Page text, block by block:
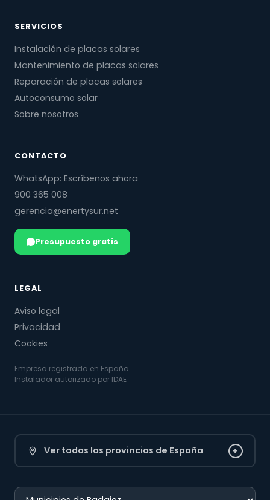
SERVICIOS
Instalación de placas solares
Mantenimiento de placas solares
Reparación de placas solares
Autoconsumo solar
Sobre nosotros
CONTACTO
WhatsApp: Escríbenos ahora
900 365 008
gerencia@enertysur.net
Presupuesto gratis
LEGAL
Aviso legal
Privacidad
Cookies
Empresa registrada en España
Instalador autorizado por IDAE
Ver todas las provincias de España +